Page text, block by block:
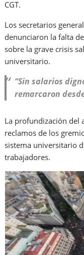
CGT.
Los secretarios
denunciaron la falta
sobre la grave crisis
universitario.
“Sin salarios
remarcaron
La profundización del
reclamos de los
sistema universitario
trabajadores.